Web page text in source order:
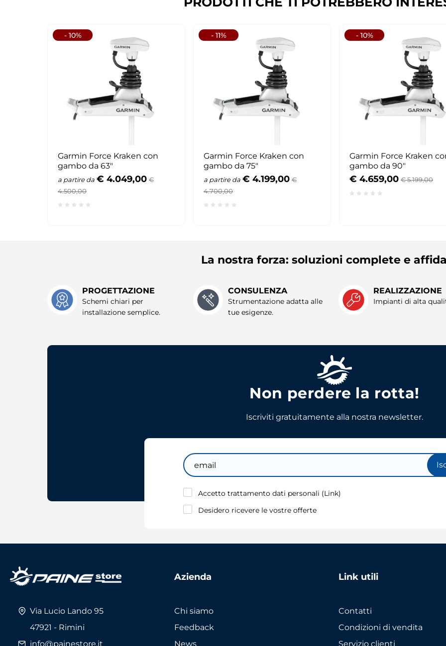
- 10%
Garmin Force Kraken con
gambo da 63"
a partire da € 4.049,00 €
4.500,00
- 11%
Garmin Force Kraken con
gambo da 75"
a partire da € 4.199,00 €
4.700,00
- 10%
Garmin Force Kraken
gambo da 90"
€ 4.659,00 € 5.199,00
La nostra forza: soluzioni complete e
PROGETTAZIONE
Schemi chiari per
installazione semplice.
CONSULENZA
Strumentazione adatta alle
tue esigenze.
REALIZZAZIONE
Impianti di alta
Non perdere la rotta!
Iscriviti gratuitamente alla nostra newsletter.
Email
Accetto trattamento dati personali (Link)
Desidero ricevere le vostre offerte
Via Lucio Lando 95
47921 - Rimini
info@painestore.it
Azienda
Chi siamo
Feedback
News
Link utili
Contatti
Condizioni di vendita
Servizio clienti